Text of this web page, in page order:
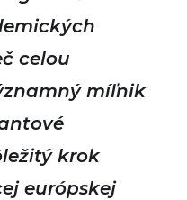
celou
míľnik
krok
európskej